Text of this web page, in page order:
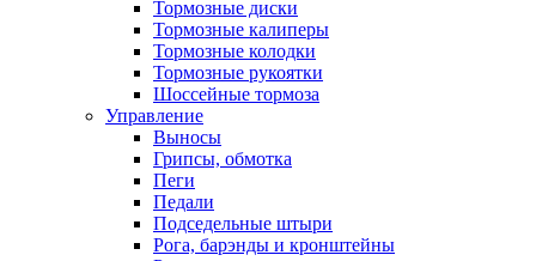
Тормозные диски
Тормозные калиперы
Тормозные колодки
Тормозные рукоятки
Шоссейные тормоза
Управление
Выносы
Грипсы, обмотка
Пеги
Педали
Подседельные штыри
Рога, барэнды и кронштейны